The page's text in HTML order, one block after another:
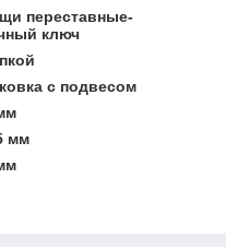
переставные-
ключ
с подвесом
мм